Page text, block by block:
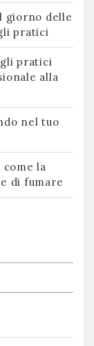
giorno delle
pratici
pratici
alla
nel tuo
la
di fumare